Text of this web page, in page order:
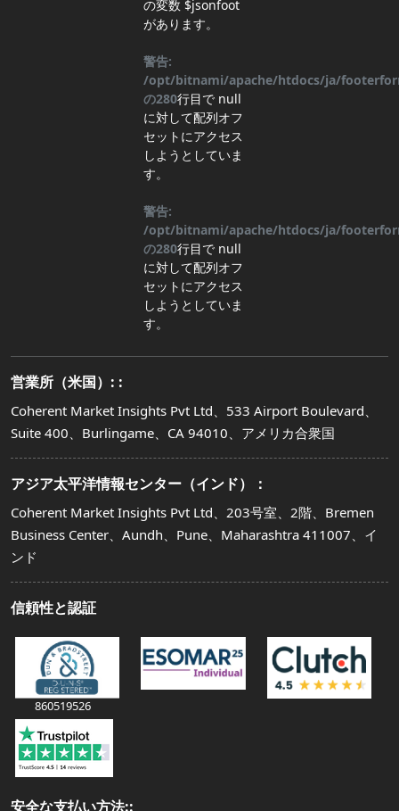
の変数 $jsonfoot
があります。
警告:
/opt/bitnami/apache/htdocs/ja/
の280行目で null
に対して配列オフ
セットにアクセス
しようとしていま
す。
警告:
/opt/bitnami/apache/htdocs/ja/
の280行目で null
に対して配列オフ
セットにアクセス
しようとしていま
す。
営業所（米国）: :
Coherent Market Insights Pvt Ltd、533 Airport Boulevard、
Suite 400、Burlingame、CA 94010、アメリカ合衆国
アジア太平洋情報センター（インド）：
Coherent Market Insights Pvt Ltd、203号室、2階、Bremen
Business Center、Aundh、Pune、Maharashtra 411007、イ
ンド
信頼性と認証
860519526
安全な支払い方法::